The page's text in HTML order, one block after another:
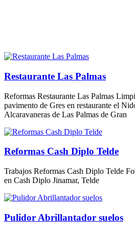
Restaurante Las Palmas
Reformas Restaurante Las Palmas
pavimento de Gres en restaurante el
Alcaravaneras de Las Palmas de Gran
Reformas Cash Diplo Telde
Trabajos Reformas Cash Diplo Telde
en Cash Diplo Jinamar, Telde
Pulidor Abrillantador suelos